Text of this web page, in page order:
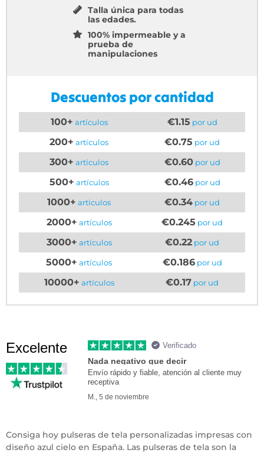
Talla única para todas
las edades.
100% impermeable y a
prueba de
manipulaciones
Descuentos por cantidad
100+ artículos €1.15 por ud
200+ artículos €0.75 por ud
300+ artículos €0.60por ud
500+ artículos €0.46por ud
1000+ artículos €0.34 por ud
2000+ artículos €0.245 por ud
3000+ artículos €0.22 por ud
5000+ artículos €0.186por ud
10000+ artículos €0.17 por ud
Excelente Verificado
Nada negativo que decir
Envío rápido y fiable, atención al cliente muy
receptiva
M., 5 de noviembre
Consiga hoy pulseras de tela personalizadas impresas con
diseño azul cielo en España. Las pulseras de tela son la